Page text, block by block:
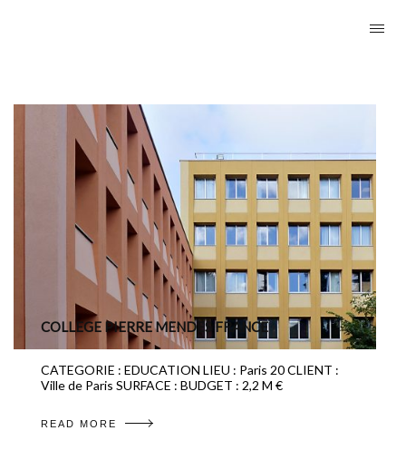
COLLEGE PIERRE MENDES FRANCE
CATEGORIE : EDUCATION LIEU : Paris 20 CLIENT :
Ville de Paris SURFACE : BUDGET : 2,2 M €
READ MORE